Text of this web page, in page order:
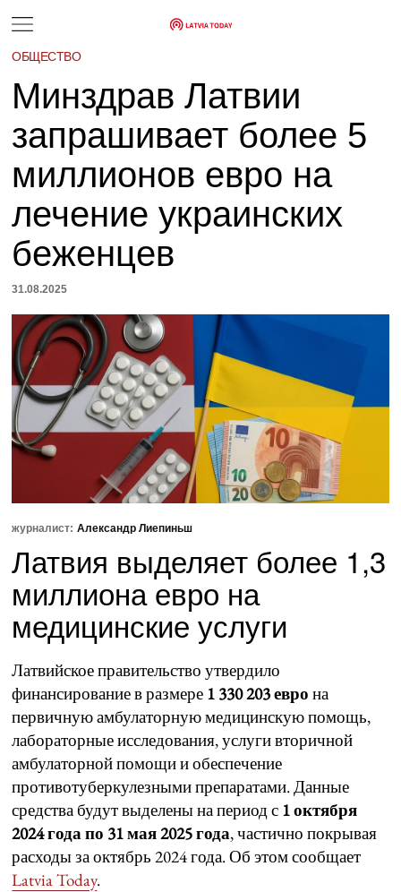
ОБЩЕСТВО
Минздрав Латвии
запрашивает более 5
миллионов евро на
лечение украинских
беженцев
31.08.2025
журналист: Александр Лиепиньш
Латвия выделяет более 1,3
миллиона евро на
медицинские услуги
Латвийское правительство утвердило
финансирование в размере 1 330 203 евро на
первичную амбулаторную медицинскую помощь,
лабораторные исследования, услуги вторичной
амбулаторной помощи и обеспечение
противотуберкулезными препаратами. Данные
средства будут выделены на период с 1 октября
2024 года по 31 мая 2025 года, частично покрывая
расходы за октябрь 2024 года. Об этом сообщает
Latvia Today.